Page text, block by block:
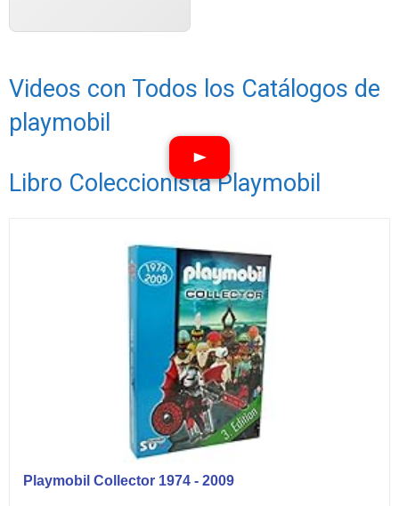
Videos con Todos los Catálogos de
playmobil
Libro Coleccionista Playmobil
Playmobil Collector 1974 - 2009